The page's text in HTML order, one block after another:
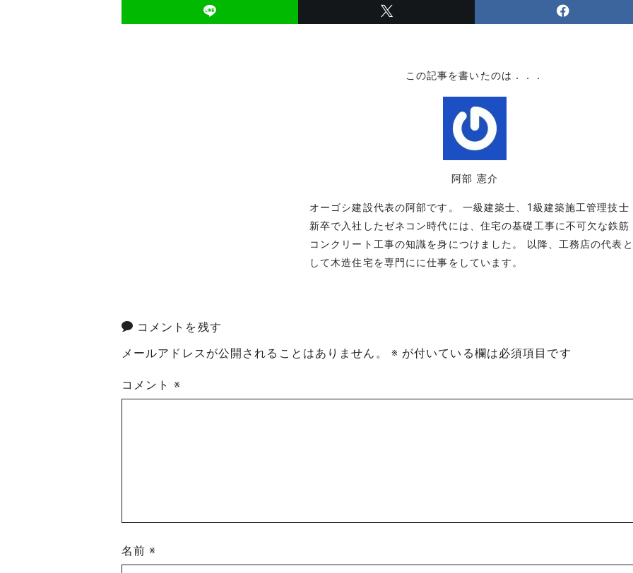
この記事を書いたのは．．．
阿部 憲介
オーゴシ建設代表の阿部です。 一級建築士、1級建築施工管理技士
新卒で入社したゼネコン時代には、住宅の基礎工事に不可欠な鉄筋
コンクリート工事の知識を身につけました。 以降、工務店の代表と
して木造住宅を専門にに仕事をしています。
コメントを残す
メールアドレスが公開されることはありません。
※ が付いている欄は必須項目です
コメント ※
名前※